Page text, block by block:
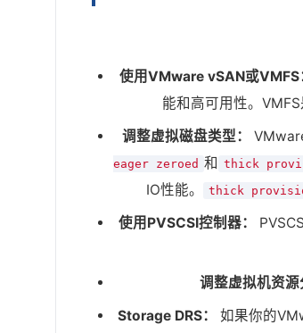
使用VMware vSAN或VMFS
能和高可用性。
调整虚拟磁盘类型：
eager zeroed 和 thick
IO性能。
thick
使用PVSCSI控制器：
调整虚拟机资源
Storage DRS：
如果你的